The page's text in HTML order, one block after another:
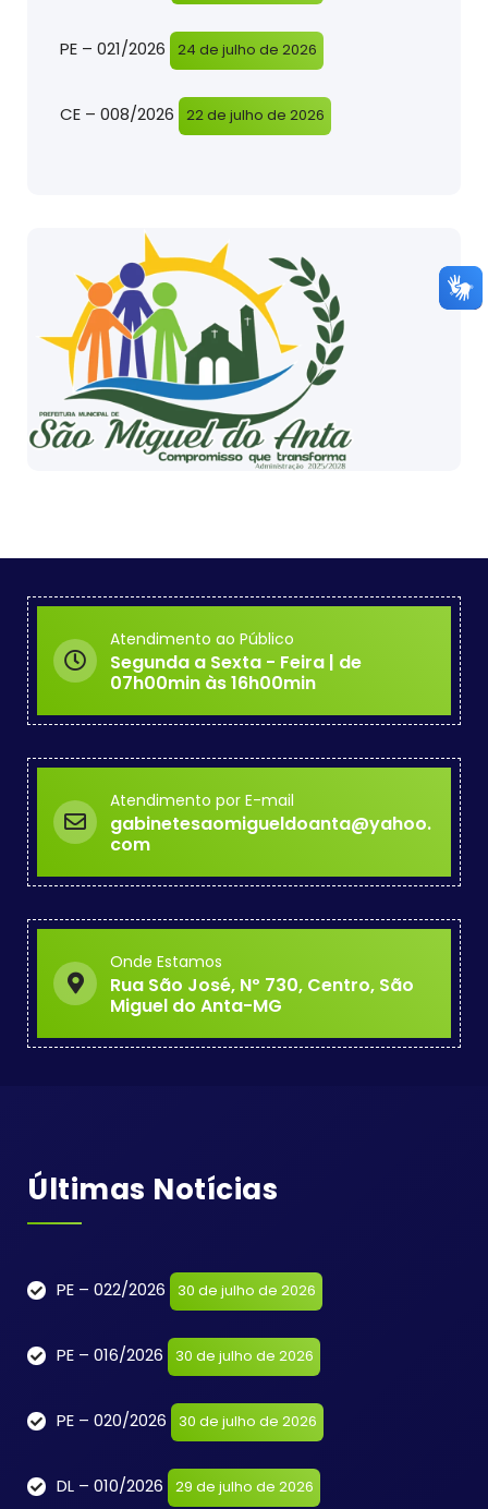
PE – 021/2026 24 de julho de 2026
CE – 008/2026 22 de julho de 2026
Atendimento ao Público
Segunda a Sexta - Feira | de
07h00min às 16h00min
Atendimento por E-mail
gabinetesaomigueldoanta@yahoo.
com
Onde Estamos
Rua São José, Nº 730, Centro, São
Miguel do Anta-MG
Últimas Notícias
PE – 022/2026 30 de julho de 2026
PE – 016/2026 30 de julho de 2026
PE – 020/2026 30 de julho de 2026
DL – 010/2026 29 de julho de 2026